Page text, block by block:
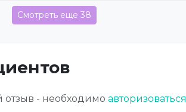
Смотреть еще 38
отзыв - необходимо авторизоваться